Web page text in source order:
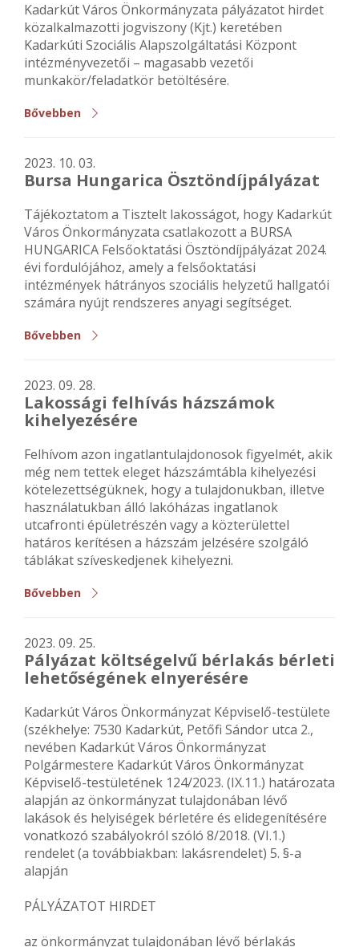
Kadarkút Város Önkormányzata pályázatot hirdet
közalkalmazotti jogviszony (Kjt.) keretében
Kadarkúti Szociális Alapszolgáltatási Központ
intézményvezetői – magasabb vezetői
munkakör/feladatkör betöltésére.
Bővebben
2023. 10. 03.
Bursa Hungarica Ösztöndíjpályázat
Tájékoztatom a Tisztelt lakosságot, hogy Kadarkút
Város Önkormányzata csatlakozott a BURSA
HUNGARICA Felsőoktatási Ösztöndíjpályázat 2024.
évi fordulójához, amely a felsőoktatási
intézmények hátrányos szociális helyzetű hallgatói
számára nyújt rendszeres anyagi segítséget.
Bővebben
2023. 09. 28.
Lakossági felhívás házszámok
kihelyezésére
Felhívom azon ingatlantulajdonosok figyelmét, akik
még nem tettek eleget házszámtábla kihelyezési
kötelezettségüknek, hogy a tulajdonukban, illetve
használatukban álló lakóházas ingatlanok
utcafronti épületrészén vagy a közterülettel
határos kerítésen a házszám jelzésére szolgáló
táblákat szíveskedjenek kihelyezni.
Bővebben
2023. 09. 25.
Pályázat költségelvű bérlakás bérleti
lehetőségének elnyerésére
Kadarkút Város Önkormányzat Képviselő-testülete
(székhelye: 7530 Kadarkút, Petőfi Sándor utca 2.,
nevében Kadarkút Város Önkormányzat
Polgármestere Kadarkút Város Önkormányzat
Képviselő-testületének 124/2023. (IX.11.) határozata
alapján az önkormányzat tulajdonában lévő
lakások és helyiségek bérletére és elidegenítésére
vonatkozó szabályokról szóló 8/2018. (VI.1.)
rendelet (a továbbiakban: lakásrendelet) 5. §-a
alapján
PÁLYÁZATOT HIRDET
az önkormányzat tulajdonában lévő bérlakás